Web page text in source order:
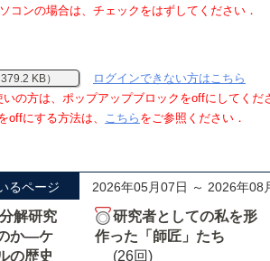
コンの場合は、チェックをはずしてください．
KB）
ログインできない方はこちら
の方は、ポップアップブロックをoffにしてくだ
offにする方法は、 こちら をご参照ください．
るページ 2026年05月07日 ～ 2026年08
解研究
か―ケ
の歴史
研究者としての私を形
作った「師匠」たち
(26回)